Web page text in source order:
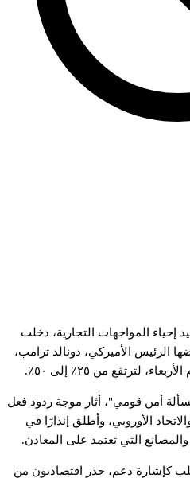
إحياء المواجهات التجارية، دخلت
الرئيس الأميركي، دونالد ترامب،
لترتفع من ٢٥٪ إلى ٥٠٪.
أمن قومي"، أثار موجة ردود فعل
الأوروبي، وأطلق إنذارًا في
والمصانع التي تعتمد على المعادن.
كإشارة دعم، حذر اقتصاديون من